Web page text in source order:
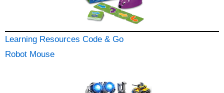
Learning Resources Code & Go
Robot Mouse